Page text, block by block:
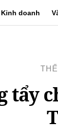
Kinh doanh
tẩy